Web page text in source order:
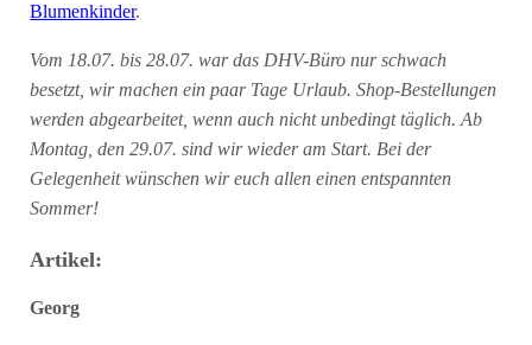
Blumenkinder.
Vom 18.07. bis 28.07. war das DHV-Büro nur schwach
besetzt, wir machen ein paar Tage Urlaub. Shop-Bestellungen
werden abgearbeitet, wenn auch nicht unbedingt täglich. Ab
Montag, den 29.07. sind wir wieder am Start. Bei der
Gelegenheit wünschen wir euch allen einen entspannten
Sommer!
Artikel:
Georg